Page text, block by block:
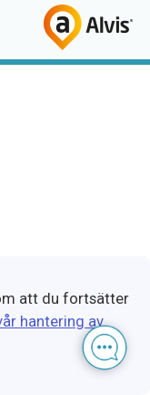
sida.)
att du fortsätter
hantering av